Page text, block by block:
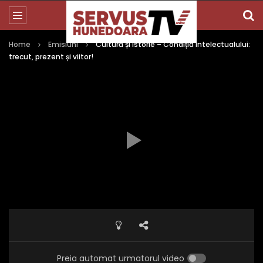
Home Emisiuni
Cultură și Istorie – Condiția intelectualului:
trecut, prezent și viitor!
Preia automat urmatorul video